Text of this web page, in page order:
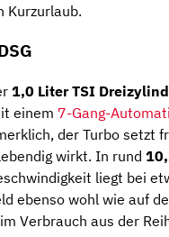
Kurzurlaub.
1,0 Liter TSI
einem 7-Gang-
der Turbo setzt
wirkt. In rund
liegt bei
ebenso wohl wie auf
Verbrauch aus der